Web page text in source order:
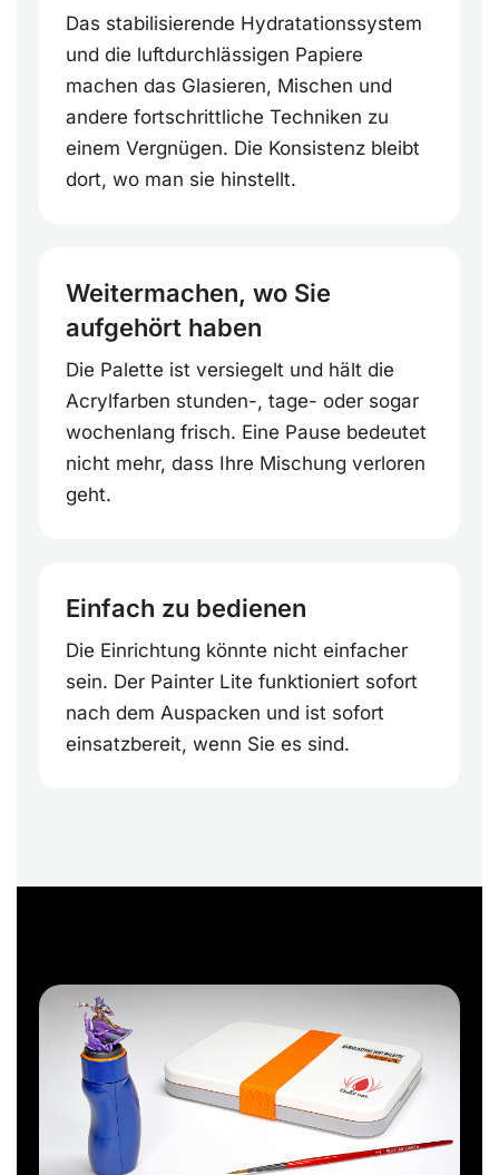
Das stabilisierende Hydratationssystem
und die luftdurchlässigen Papiere
machen das Glasieren, Mischen und
andere fortschrittliche Techniken zu
einem Vergnügen. Die Konsistenz bleibt
dort, wo man sie hinstellt.
Weitermachen, wo Sie
aufgehört haben
Die Palette ist versiegelt und hält die
Acrylfarben stunden-, tage- oder sogar
wochenlang frisch. Eine Pause bedeutet
nicht mehr, dass Ihre Mischung verloren
geht.
Einfach zu bedienen
Die Einrichtung könnte nicht einfacher
sein. Der Painter Lite funktioniert sofort
nach dem Auspacken und ist sofort
einsatzbereit, wenn Sie es sind.